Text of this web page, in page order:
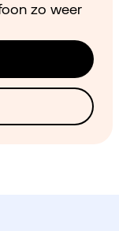
zo weer